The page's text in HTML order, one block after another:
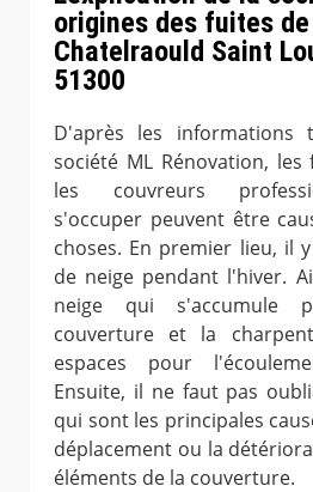
origines des fuites
Chatelraould Saint
51300
D'après les informations
société ML Rénovation,
les couvreurs
s'occuper peuvent être
choses. En premier lieu, il
de neige pendant l'hiver.
neige qui s'accumule
couverture et la
espaces pour
Ensuite, il ne faut pas
qui sont les principales
déplacement ou la
éléments de la couverture.